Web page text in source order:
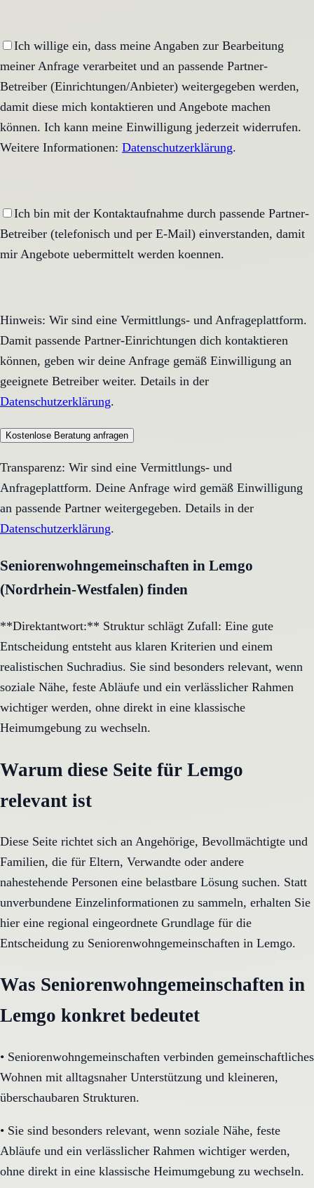
Ich willige ein, dass meine Angaben zur Bearbeitung
meiner Anfrage verarbeitet und an passende Partner-
Betreiber (Einrichtungen/Anbieter) weitergegeben werden,
damit diese mich kontaktieren und Angebote machen
können. Ich kann meine Einwilligung jederzeit widerrufen.
Weitere Informationen: Datenschutzerklärung.
Ich bin mit der Kontaktaufnahme durch passende Partner-
Betreiber (telefonisch und per E-Mail) einverstanden, damit
mir Angebote uebermittelt werden koennen.
Hinweis: Wir sind eine Vermittlungs- und Anfrageplattform.
Damit passende Partner-Einrichtungen dich kontaktieren
können, geben wir deine Anfrage gemäß Einwilligung an
geeignete Betreiber weiter. Details in der
Datenschutzerklärung.
Kostenlose Beratung anfragen
Transparenz: Wir sind eine Vermittlungs- und
Anfrageplattform. Deine Anfrage wird gemäß Einwilligung
an passende Partner weitergegeben. Details in der
Datenschutzerklärung.
Seniorenwohngemeinschaften in Lemgo
(Nordrhein-Westfalen) finden
**Direktantwort:** Struktur schlägt Zufall: Eine gute
Entscheidung entsteht aus klaren Kriterien und einem
realistischen Suchradius. Sie sind besonders relevant, wenn
soziale Nähe, feste Abläufe und ein verlässlicher Rahmen
wichtiger werden, ohne direkt in eine klassische
Heimumgebung zu wechseln.
Warum diese Seite für Lemgo
relevant ist
Diese Seite richtet sich an Angehörige, Bevollmächtigte und
Familien, die für Eltern, Verwandte oder andere
nahestehende Personen eine belastbare Lösung suchen. Statt
unverbundene Einzelinformationen zu sammeln, erhalten Sie
hier eine regional eingeordnete Grundlage für die
Entscheidung zu Seniorenwohngemeinschaften in Lemgo.
Was Seniorenwohngemeinschaften in
Lemgo konkret bedeutet
• Seniorenwohngemeinschaften verbinden gemeinschaftliches
Wohnen mit alltagsnaher Unterstützung und kleineren,
überschaubaren Strukturen.
• Sie sind besonders relevant, wenn soziale Nähe, feste
Abläufe und ein verlässlicher Rahmen wichtiger werden,
ohne direkt in eine klassische Heimumgebung zu wechseln.